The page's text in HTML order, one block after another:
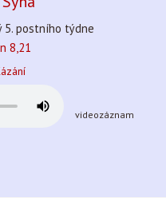
5. postního týdne
8,21
videozáznam